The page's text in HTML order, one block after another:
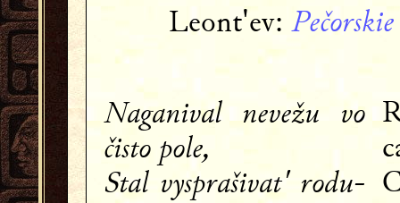
Leont'ev:
Naganival nevežu vo
čisto pole,
Stal vysprašivat' rodu-